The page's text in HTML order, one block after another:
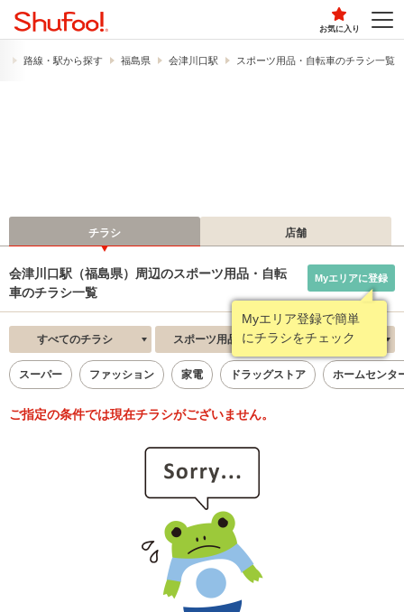
お気に入り
路線・駅から探す 福島県 会津川口駅 スポーツ用品・自転車のチラシ一覧
チラシ 店舗
会津川口駅（福島県）周辺のスポーツ用品・自転
車のチラシ一覧
Myエリア登録で簡単
にチラシをチェック
Myエリアに登録
すべてのチラシ スポーツ用品・自転車 新着順
スーパー ファッション 家電 ドラッグストア ホームセンタ
ご指定の条件では現在チラシがございません。